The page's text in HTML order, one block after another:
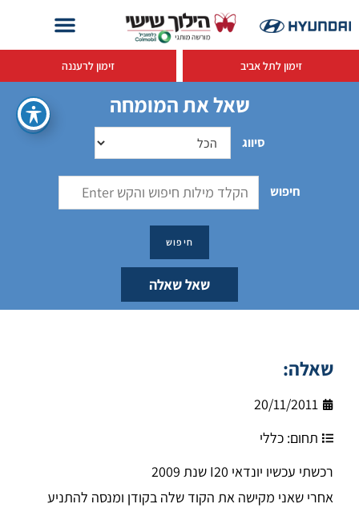
זימון לתל אביב זימון לרעננה
שאל את המומחה
סיווג
חיפוש
שאל שאלה
שאלה:
20/11/2011
תחום: כללי
רכשתי עכשיו יונדאי I20 שנת 2009
אחרי שאני מקישה את הקוד שלה בקודן ומנסה להתניע